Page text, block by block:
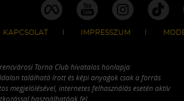
KAPCSOLAT IMPRESSZUM
Torna Club hivatalos honlapja
található írott és képi anyagok csak a forrás
megjelölésével, internetes felhasználás esetén aktív
használhatóak fel.